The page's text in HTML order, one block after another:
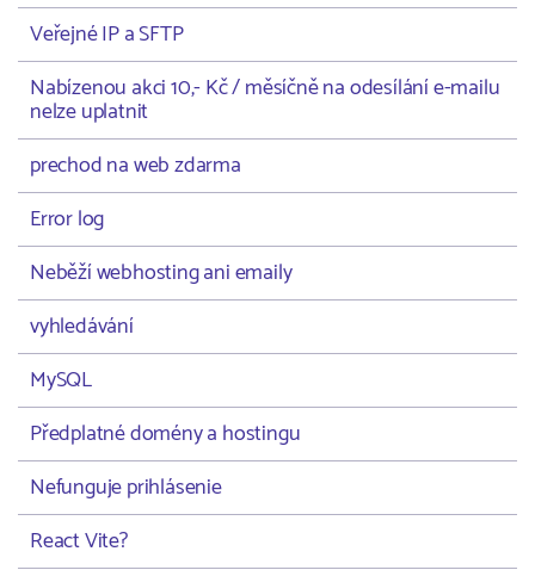
Veřejné IP a SFTP
Nabízenou akci 10,- Kč / měsíčně na odesílání e-mailu
nelze uplatnit
prechod na web zdarma
Error log
Neběží webhosting ani emaily
vyhledávání
MySQL
Předplatné domény a hostingu
Nefunguje prihlásenie
React Vite?